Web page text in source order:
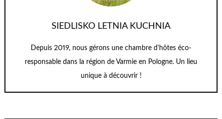
SIEDLISKO LETNIA KUCHNIA
Depuis 2019, nous gérons une chambre d'hôtes éco-
responsable dans la région de Varmie en Pologne. Un lieu
unique à découvrir !